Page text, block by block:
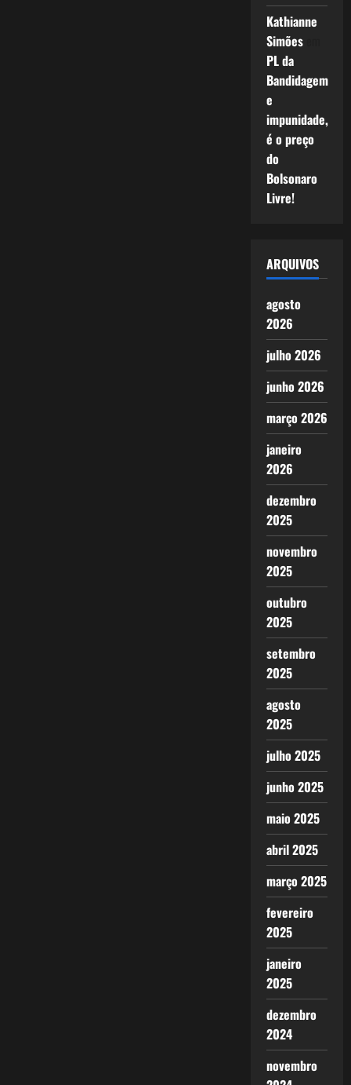
Kathianne
Simõesem
PL da
Bandidagem
e
impunidade,
é o preço
do
Bolsonaro
Livre!
ARQUIVOS
agosto
2026
julho 2026
junho 2026
março 2026
janeiro
2026
dezembro
2025
novembro
2025
outubro
2025
setembro
2025
agosto
2025
julho 2025
junho 2025
maio 2025
abril 2025
março 2025
fevereiro
2025
janeiro
2025
dezembro
2024
novembro